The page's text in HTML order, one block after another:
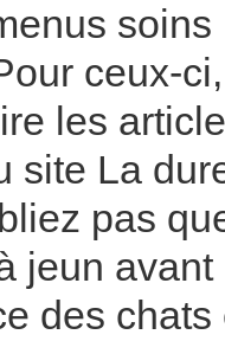
soins
ceux-
les
site La
pas
jeun
des chats